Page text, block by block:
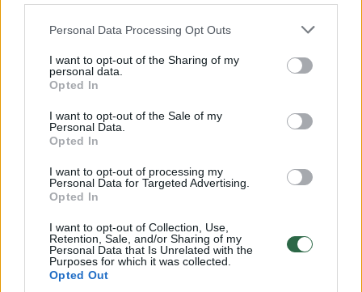
Personal Data Processing Opt Outs
I want to opt-out of the Sharing of my
personal data.
Opted In
I want to opt-out of the Sale of my
Personal Data.
Opted In
I want to opt-out of processing my
Personal Data for Targeted Advertising.
Opted In
I want to opt-out of Collection, Use,
Retention, Sale, and/or Sharing of my
Personal Data that Is Unrelated with the
Purposes for which it was collected.
Opted Out
– žiaurūs veiksmai užfksuoti vaizdo įraše
Žinios | Pasaulis
00:00:59
Dar vienas Ukrainos ir Rusijos belaisvių apsikeitimas:
grįžę namo neslėpė džiaugsmo ašarų
Žinios | Pasaulis
Paviešino vaizdo įrašą, kuriame neva apžiūrimas
numuštas rusų karinis lėktuvas: pradėjo tyrimą dėl
terorizmo